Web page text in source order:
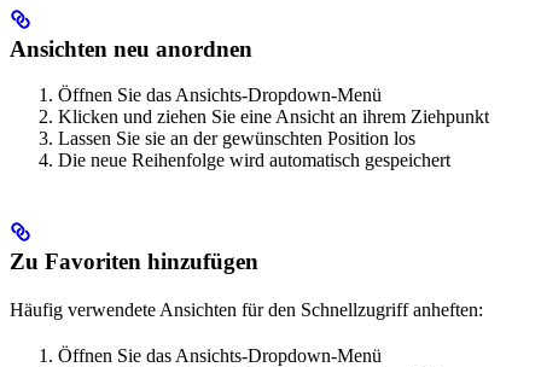
Ansichten neu anordnen
Öffnen Sie das Ansichts-Dropdown-Menü
Klicken und ziehen Sie eine Ansicht an ihrem Ziehpunkt
Lassen Sie sie an der gewünschten Position los
Die neue Reihenfolge wird automatisch gespeichert
Zu Favoriten hinzufügen
Häufig verwendete Ansichten für den Schnellzugriff anheften:
Öffnen Sie das Ansichts-Dropdown-Menü